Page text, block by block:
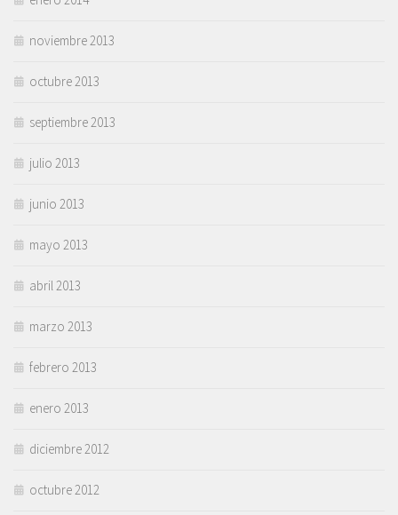
noviembre 2013
octubre 2013
septiembre 2013
julio 2013
junio 2013
mayo 2013
abril 2013
marzo 2013
febrero 2013
enero 2013
diciembre 2012
octubre 2012